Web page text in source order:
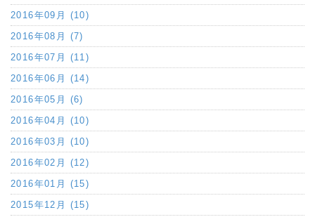
2016年09月 (10)
2016年08月 (7)
2016年07月 (11)
2016年06月 (14)
2016年05月 (6)
2016年04月 (10)
2016年03月 (10)
2016年02月 (12)
2016年01月 (15)
2015年12月 (15)